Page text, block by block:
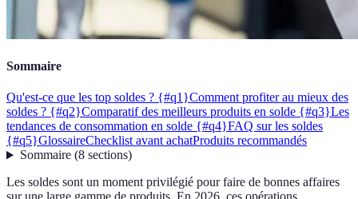
Sommaire
Qu'est-ce que les top soldes ? {#q1}Comment profiter au mieux des
soldes ? {#q2}Comparatif des meilleurs produits en solde {#q3}Les
tendances de consommation en solde {#q4}FAQ sur les soldes
{#q5}GlossaireChecklist avant achatProduits recommandés
Sommaire(8 sections)
Les soldes sont un moment privilégié pour faire de bonnes affaires